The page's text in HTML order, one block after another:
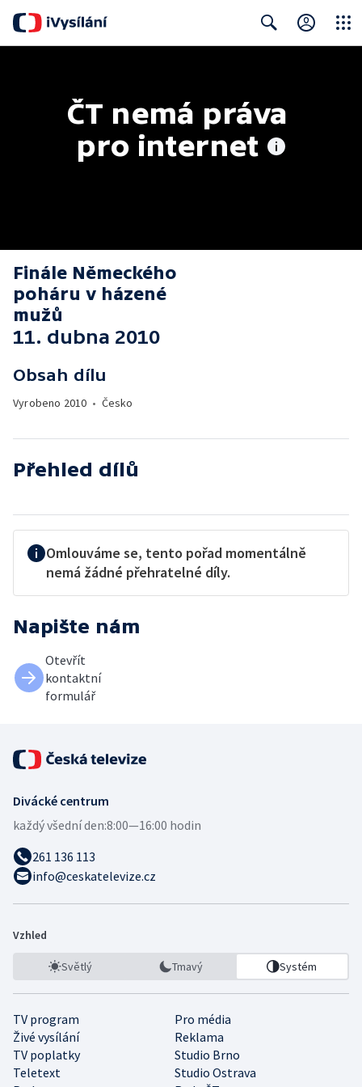
ČT nemá práva
pro internet
Finále Německého
poháru v házené
mužů
11. dubna 2010
Obsah dílu
Vyrobeno 2010 • Česko
Přehled dílů
Omlouváme se, tento pořad momentálně
nemá žádné přehratelné díly.
Napište nám
Otevřít
kontaktní
formulář
Divácké centrum
každý všední den:8:00—16:00 hodin
261 136 113
info@ceskatelevize.cz
Vzhled
Světlý Tmavý Systém
TV program
Pro média
Živé vysílání
Reklama
TV poplatky
Studio Brno
Teletext
Studio Ostrava